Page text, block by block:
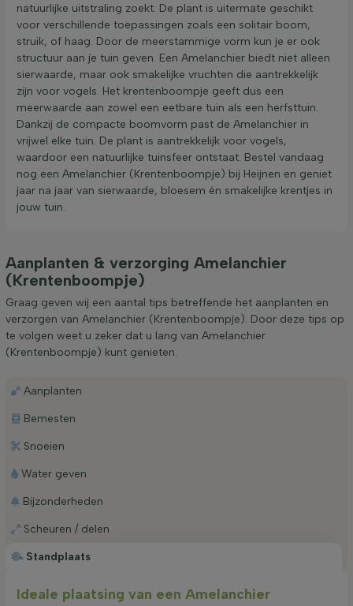
natuurlijke uitstraling zoekt. De plant is uitermate geschikt
voor verschillende toepassingen zoals een solitair boom,
struik, of haag. Door de meerstammige vorm kun je er ook
structuur aan je tuin geven. Een Amelanchier biedt niet alleen
sierwaarde, maar ook smakelijke vruchten die aantrekkelijk
zijn voor vogels. Het krentenboompje geeft dus een
meerwaarde aan zowel een eetbare tuin als een herfsttuin.
Dankzij de compacte boomvorm past de Amelanchier in
vrijwel elke tuin. De plant is aantrekkelijk voor vogels,
waardoor een natuurlijke tuinsfeer ontstaat. Bestel vandaag
nog een Amelanchier (Krentenboompje) bij Heijnen en geniet
jaar na jaar van sierwaarde, bloesem én smakelijke krentjes in
jouw tuin.
Aanplanten & verzorging Amelanchier
(Krentenboompje)
Graag geven wij een aantal tips betreffende het aanplanten en
verzorgen van Amelanchier (Krentenboompje). Door deze tips op
te volgen weet u zeker dat u lang van Amelanchier
(Krentenboompje) kunt genieten.
Standplaats
Aanplanten
Bemesten
Snoeien
Water geven
Bijzonderheden
Scheuren / delen
Ideale plaatsing van een Amelanchier